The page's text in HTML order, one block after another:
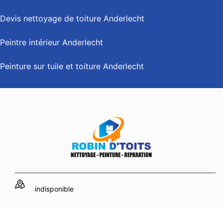
Devis nettoyage de toiture Anderlecht
Peintre intérieur Anderlecht
Peinture sur tuile et toiture Anderlecht
indisponible